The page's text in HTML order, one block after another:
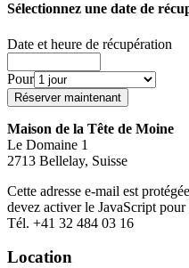
Sélectionnez une date de
Date et heure de récupération
Pour
Maison de la Tête de Moine
Le Domaine 1
2713 Bellelay, Suisse
Cette adresse e-mail est
devez activer le JavaScript pour
Tél. +41 32 484 03 16
Location